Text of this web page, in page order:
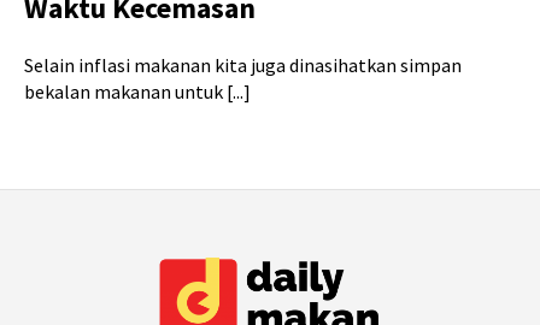
Selain inflasi makanan kita juga dinasihatkan simpan
bekalan makanan untuk [...]